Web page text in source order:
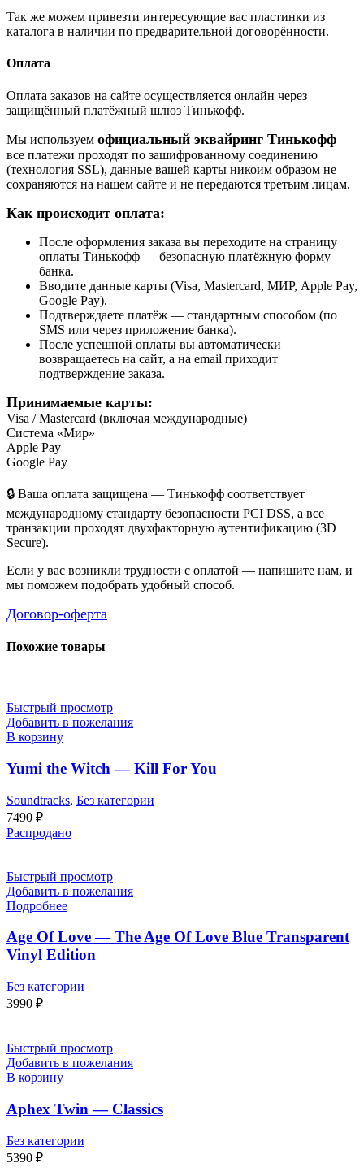
Так же можем привезти интересующие вас пластинки из
каталога в наличии по предварительной договорённости.
Оплата
Оплата заказов на сайте осуществляется онлайн через
защищённый платёжный шлюз Тинькофф.
Мы используем официальный эквайринг Тинькофф —
все платежи проходят по зашифрованному соединению
(технология SSL), данные вашей карты никоим образом не
сохраняются на нашем сайте и не передаются третьим лицам.
Как происходит оплата:
После оформления заказа вы переходите на страницу
оплаты Тинькофф — безопасную платёжную форму
банка.
Вводите данные карты (Visa, Mastercard, МИР, Apple Pay,
Google Pay).
Подтверждаете платёж — стандартным способом (по
SMS или через приложение банка).
После успешной оплаты вы автоматически
возвращаетесь на сайт, а на email приходит
подтверждение заказа.
Принимаемые карты:
Visa / Mastercard (включая международные)
Система «Мир»
Apple Pay
Google Pay
🔒 Ваша оплата защищена — Тинькофф соответствует
международному стандарту безопасности PCI DSS, а все
транзакции проходят двухфакторную аутентификацию (3D
Secure).
Если у вас возникли трудности с оплатой — напишите нам, и
мы поможем подобрать удобный способ.
Договор-оферта
Похожие товары
Быстрый просмотр
Добавить в пожелания
В корзину
Yumi the Witch — Kill For You
Soundtracks, Без категории
7490 ₽
Распродано
Быстрый просмотр
Добавить в пожелания
Подробнее
Age Of Love — The Age Of Love Blue Transparent
Vinyl Edition
Без категории
3990 ₽
Быстрый просмотр
Добавить в пожелания
В корзину
Aphex Twin — Classics
Без категории
5390 ₽